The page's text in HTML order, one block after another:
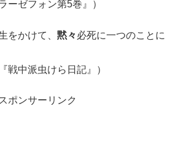
ーゼフォン第5巻』）
をかけて、 黙々必死に一つのことに
戦中派虫けら日記』）
スポンサーリンク